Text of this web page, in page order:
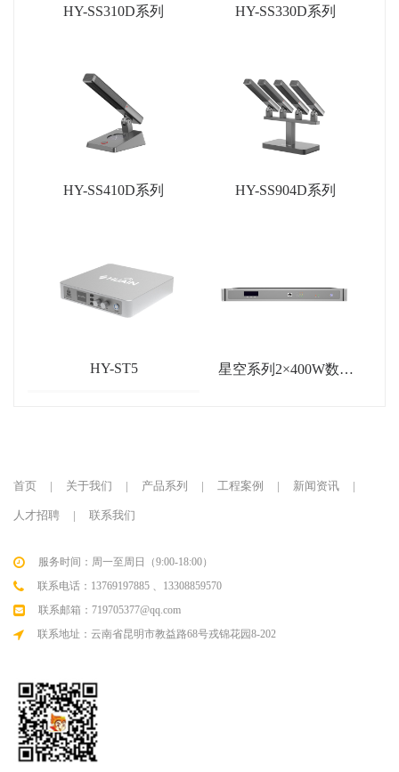
HY-SS310D系列 HY-SS330D系列
HY-SS410D系列 HY-SS904D系列
HY-ST5
星空系列2×400W数字
首页 | 关于我们 | 产品系列 | 工程案例 | 新闻资讯 |
人才招聘 | 联系我们
服务时间：周一至周日（9:00-18:00）
联系电话：13769197885 、13308859570
联系邮箱：719705377@qq.com
联系地址：云南省昆明市教益路68号戎锦花园8-202